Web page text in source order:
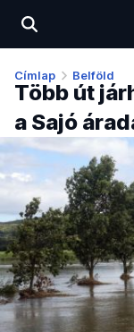
Címlap Belföld
Több út
a Sajó